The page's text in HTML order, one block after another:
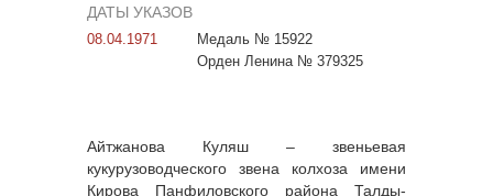
ДАТЫ УКАЗОВ
08.04.1971
Медаль № 15922
Орден Ленина № 379325
Айтжанова Куляш – звеньевая
кукурузоводческого звена колхоза имени
Кирова Панфиловского района Талды-